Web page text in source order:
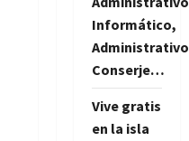
Informático,
Conserje…
Vive gratis
en la isla